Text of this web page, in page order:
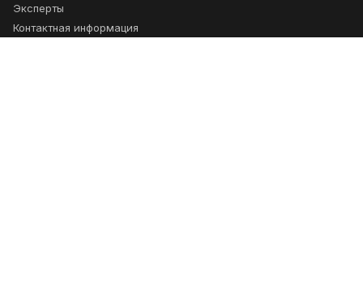
Эксперты
Контактная информация